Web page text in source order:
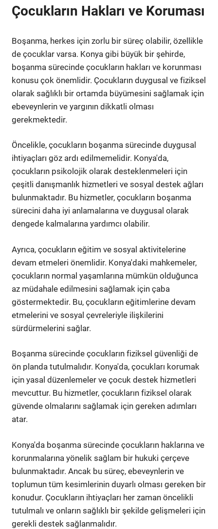
Çocukların Hakları ve Koruması
Boşanma, herkes için zorlu bir süreç olabilir, özellikle
de çocuklar varsa. Konya gibi büyük bir şehirde,
boşanma sürecinde çocukların hakları ve korunması
konusu çok önemlidir. Çocukların duygusal ve fiziksel
olarak sağlıklı bir ortamda büyümesini sağlamak için
ebeveynlerin ve yargının dikkatli olması
gerekmektedir.
Öncelikle, çocukların boşanma sürecinde duygusal
ihtiyaçları göz ardı edilmemelidir. Konya'da,
çocukların psikolojik olarak desteklenmeleri için
çeşitli danışmanlık hizmetleri ve sosyal destek ağları
bulunmaktadır. Bu hizmetler, çocukların boşanma
sürecini daha iyi anlamalarına ve duygusal olarak
dengede kalmalarına yardımcı olabilir.
Ayrıca, çocukların eğitim ve sosyal aktivitelerine
devam etmeleri önemlidir. Konya'daki mahkemeler,
çocukların normal yaşamlarına mümkün olduğunca
az müdahale edilmesini sağlamak için çaba
göstermektedir. Bu, çocukların eğitimlerine devam
etmelerini ve sosyal çevreleriyle ilişkilerini
sürdürmelerini sağlar.
Boşanma sürecinde çocukların fiziksel güvenliği de
ön planda tutulmalıdır. Konya'da, çocukları korumak
için yasal düzenlemeler ve çocuk destek hizmetleri
mevcuttur. Bu hizmetler, çocukların fiziksel olarak
güvende olmalarını sağlamak için gereken adımları
atar.
Konya'da boşanma sürecinde çocukların haklarına ve
korunmalarına yönelik sağlam bir hukuki çerçeve
bulunmaktadır. Ancak bu süreç, ebeveynlerin ve
toplumun tüm kesimlerinin duyarlı olması gereken bir
konudur. Çocukların ihtiyaçları her zaman öncelikli
tutulmalı ve onların sağlıklı bir şekilde gelişmeleri için
gerekli destek sağlanmalıdır.